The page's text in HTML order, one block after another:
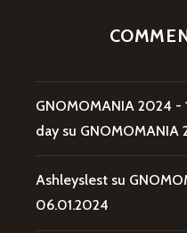
GNOMOMANIA 2024 -
day su GNOMOMANIA
Ashleyslest su
06.01.2024